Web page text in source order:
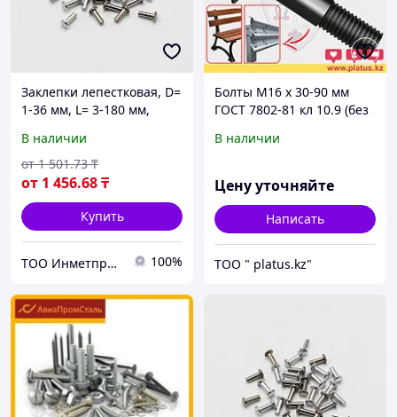
Заклепки лепестковая, D=
1-36 мм, L= 3-180 мм,
Форма: заклепка-гайка...
В наличии
от 1 456.68₸
от 1 501.73 ₸
Купить
ТОО Инметпром 100%
Болты М16 х 30-90 мм
ГОСТ 7802-81 кл 10.9 (без
ДОРОЖНЫЙ
В наличии
Цену уточняйте
Написать
ТОО " platus.kz"